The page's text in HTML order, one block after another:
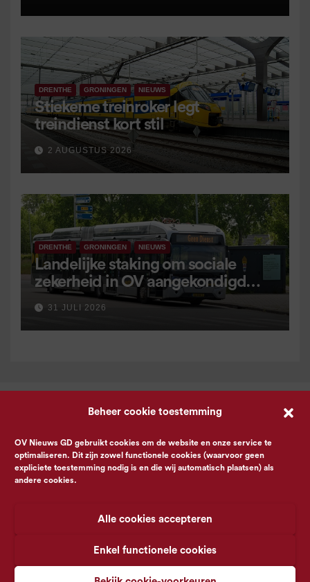
Beheer cookie toestemming
OV Nieuws GD gebruikt cookies om de website en onze service te
optimaliseren. Dit zijn zowel functionele cookies (waarvoor geen
expliciete toestemming nodig is en die wij automatisch plaatsen) als
andere cookies.
Alle cookies accepteren
Enkel functionele cookies
DRENTHE GRONINGEN NIEUWS
Stiekeme treinroker legt
treindienst kort stil
2 AUGUSTUS 2026
DRENTHE GRONINGEN NIEUWS
Landelijke staking om sociale
zekerheid in OV aangekondigd
voor 9 september
31 JULI 2026